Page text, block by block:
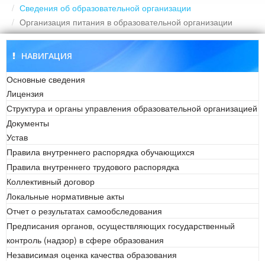
Сведения об образовательной организации
Организация питания в образовательной организации
НАВИГАЦИЯ
Основные сведения
Лицензия
Структура и органы управления образовательной организацией
Документы
Устав
Правила внутреннего распорядка обучающихся
Правила внутреннего трудового распорядка
Коллективный договор
Локальные нормативные акты
Отчет о результатах самообследования
Предписания органов, осуществляющих государственный
контроль (надзор) в сфере образования
Независимая оценка качества образования